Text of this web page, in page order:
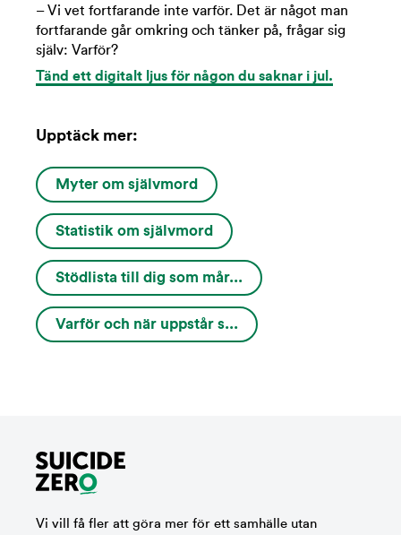
– Vi vet fortfarande inte varför. Det är något man
fortfarande går omkring och tänker på, frågar sig
själv: Varför?
Tänd ett digitalt ljus för någon du saknar i jul.
Upptäck mer:
Myter om självmord
Statistik om självmord
Stödlista till dig som mår...
Varför och när uppstår s...
Vi vill få fler att göra mer för ett samhälle utan